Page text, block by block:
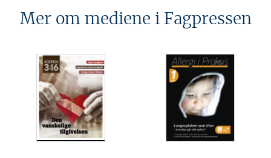
Mer om mediene i Fagpressen